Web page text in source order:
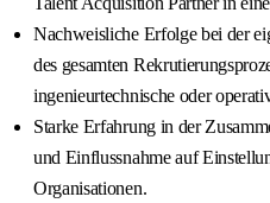
Nachweisliche Erfolge bei der
des gesamten
ingenieurtechnische oder
Starke Erfahrung in der
und Einflussnahme auf
Organisationen.